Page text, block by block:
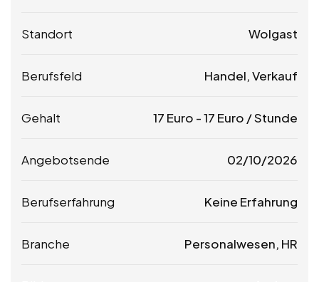
Standort Wolgast
Berufsfeld Handel, Verkauf
Gehalt 17 Euro -17 Euro / Stunde
Angebotsende 02/10/2026
Berufserfahrung Keine Erfahrung
Branche Personalwesen, HR